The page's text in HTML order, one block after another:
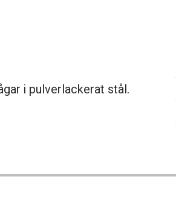
i pulverlackerat stål.